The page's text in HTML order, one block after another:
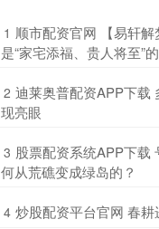
1 顺市配资官网 【易轩
是“家宅添福、贵人将至”
2 迪莱奥普配资APP下载
现亮眼
3 股票配资系统APP下载
何从荒礁变成绿岛的？
4 炒股配资平台官网 春